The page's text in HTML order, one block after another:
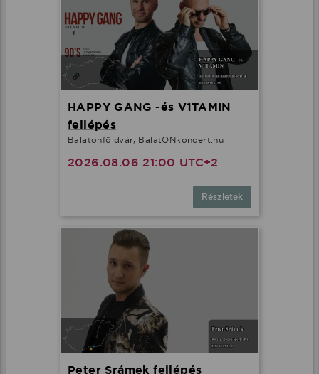
HAPPY GANG -és V1TAMIN
fellépés
Balatonföldvár, BalatONkoncert.hu
2026.08.06 21:00 UTC+2
Részletek
Peter Srámek fellépés